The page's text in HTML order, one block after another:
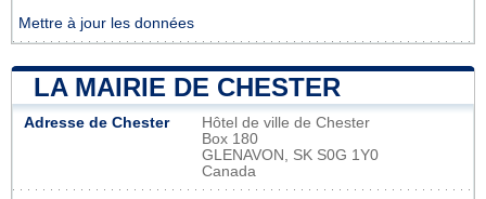
Mettre à jour les données
LA MAIRIE DE CHESTER
Adresse de Chester
Hôtel de ville de Chester
Box 180
GLENAVON, SK S0G 1Y0
Canada